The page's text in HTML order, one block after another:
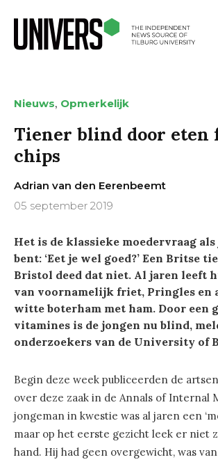
Nieuws, Opmerkelijk
Tiener blind door eten
chips
Adrian van den Eerenbeemt
05 september 2019
Het is de klassieke moedervraag
bent: ‘Eet je wel goed?’ Een Britse
Bristol deed dat niet. Al jaren leeft
van voornamelijk friet, Pringles en
witte boterham met ham. Door een
vitamines is de jongen nu blind,
onderzoekers van de University of
Begin deze week publiceerden de
over deze zaak in de Annals of Internal
jongeman in kwestie was al jaren een
maar op het eerste gezicht leek er niet
hand. Hij had geen overgewicht, was